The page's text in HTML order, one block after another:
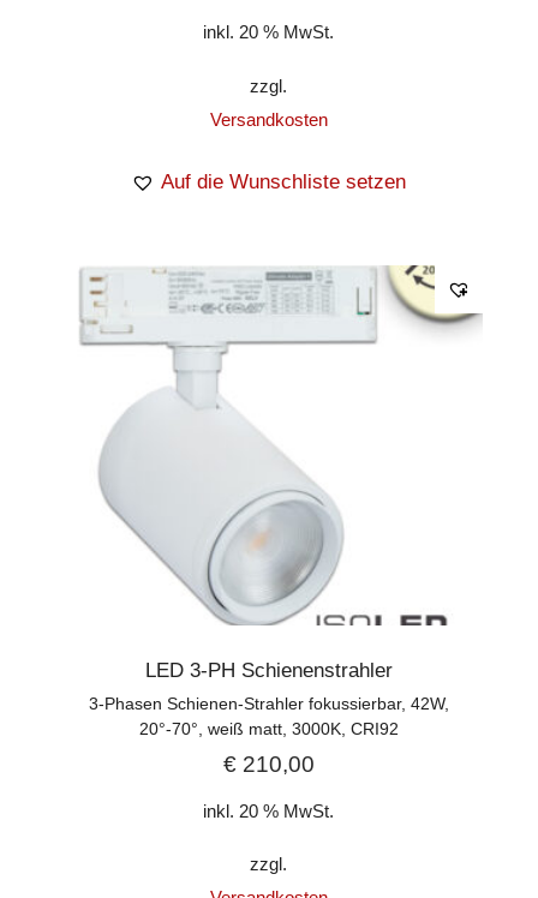
inkl. 20 % MwSt.
zzgl.
Versandkosten
Auf die Wunschliste setzen
LED 3-PH Schienenstrahler
3-Phasen Schienen-Strahler fokussierbar, 42W,
20°-70°, weiß matt, 3000K, CRI92
€210,00
inkl. 20 % MwSt.
zzgl.